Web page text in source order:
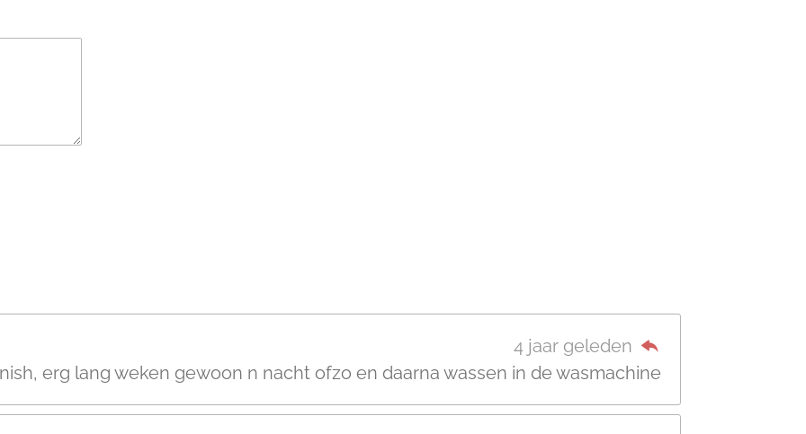
4 jaar geleden
erg lang weken gewoon n nacht ofzo en daarna wassen in de wasmachine